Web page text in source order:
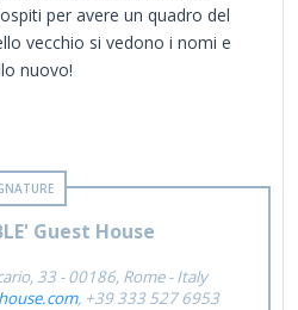
per avere un quadro del
vecchio si vedono i nomi e
nuovo!
Guest House
33 - 00186, Rome - Italy
, +39 333 527 6953